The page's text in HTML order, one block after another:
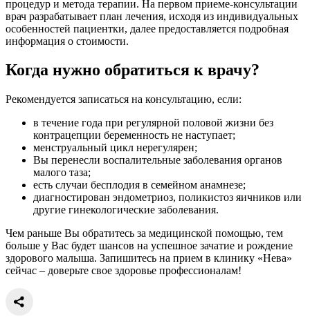
процедур и метода терапии. На первом приеме-консультации
врач разрабатывает план лечения, исходя из индивидуальных
особенностей пациентки, далее предоставляется подробная
информация о стоимости.
Когда нужно обратиться к врачу?
Рекомендуется записаться на консультацию, если:
в течение года при регулярной половой жизни без
контрацепции беременность не наступает;
менструальный цикл нерегулярен;
Вы перенесли воспалительные заболевания органов
малого таза;
есть случаи бесплодия в семейном анамнезе;
диагностирован эндометриоз, поликистоз яичников или
другие гинекологические заболевания.
Чем раньше Вы обратитесь за медицинской помощью, тем
больше у Вас будет шансов на успешное зачатие и рождение
здорового малыша. Запишитесь на прием в клинику «Нева»
сейчас – доверьте свое здоровье профессионалам!